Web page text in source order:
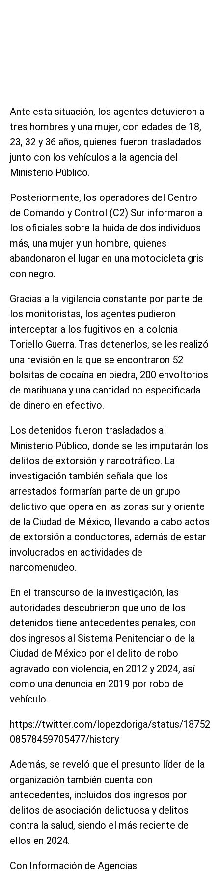
Ante esta situación, los agentes detuvieron a
tres hombres y una mujer, con edades de 18,
23, 32 y 36 años, quienes fueron trasladados
junto con los vehículos a la agencia del
Ministerio Público.
Posteriormente, los operadores del Centro
de Comando y Control (C2) Sur informaron a
los oficiales sobre la huida de dos individuos
más, una mujer y un hombre, quienes
abandonaron el lugar en una motocicleta gris
con negro.
Gracias a la vigilancia constante por parte de
los monitoristas, los agentes pudieron
interceptar a los fugitivos en la colonia
Toriello Guerra. Tras detenerlos, se les realizó
una revisión en la que se encontraron 52
bolsitas de cocaína en piedra, 200 envoltorios
de marihuana y una cantidad no especificada
de dinero en efectivo.
Los detenidos fueron trasladados al
Ministerio Público, donde se les imputarán los
delitos de extorsión y narcotráfico. La
investigación también señala que los
arrestados formarían parte de un grupo
delictivo que opera en las zonas sur y oriente
de la Ciudad de México, llevando a cabo actos
de extorsión a conductores, además de estar
involucrados en actividades de
narcomenudeo.
En el transcurso de la investigación, las
autoridades descubrieron que uno de los
detenidos tiene antecedentes penales, con
dos ingresos al Sistema Penitenciario de la
Ciudad de México por el delito de robo
agravado con violencia, en 2012 y 2024, así
como una denuncia en 2019 por robo de
vehículo.
https://twitter.com/lopezdoriga/status/18752
08578459705477/history
Además, se reveló que el presunto líder de la
organización también cuenta con
antecedentes, incluidos dos ingresos por
delitos de asociación delictuosa y delitos
contra la salud, siendo el más reciente de
ellos en 2024.
Con Información de Agencias